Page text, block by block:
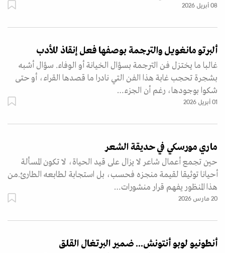
08 أبريل 2026
ألبرتو مانغويل والترجمة بوصفها فعل إنقاذ للأدب
غالبا ما يختزل فن الترجمة بسؤال الخيانة أو الوفاء. سؤال أشبه
بشجرة تحجب غابة هذا الفن التي نادرا ما قصدها القراء، أو حتى
شكوا بوجودها، رغم أن الجزء…
01 أبريل 2026
ماري مورسكي في حديقة الشعر
حين تجمع أعمال شاعر لا يزال على قيد الحياة، لا تكون المسألة
أحيانا توثيقا لقيمة منجزه فحسب، بل استجابة لطابعه الطارئ.من
هذا المنظور يفهم قرار منشورات…
20 مارس 2026
أنطونيو لوبو أنتونش... ضمير البرتغال القلق